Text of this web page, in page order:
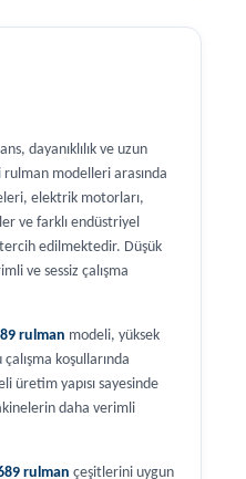
dayanıklılık ve uzun
modelleri arasında
elektrik motorları,
ve farklı endüstriyel
edilmektedir. Düşük
ve sessiz çalışma
rulman modeli, yüksek
koşullarında
üretim yapısı sayesinde
daha verimli
rulman çeşitlerini uygun